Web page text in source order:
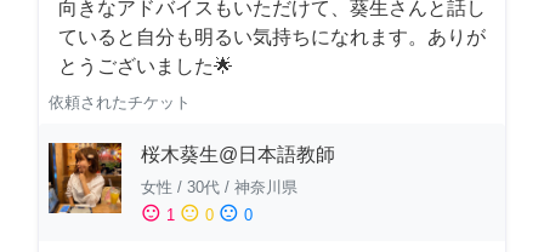
向きなアドバイスもいただけて、葵生さんと話し
ていると自分も明るい気持ちになれます。ありが
とうございました🌟
依頼されたチケット
桜木葵生@日本語教師
女性 / 30代 / 神奈川県
sentiment_satisfied 1 sentiment_neutral 0 sentiment_dissatisfied 0